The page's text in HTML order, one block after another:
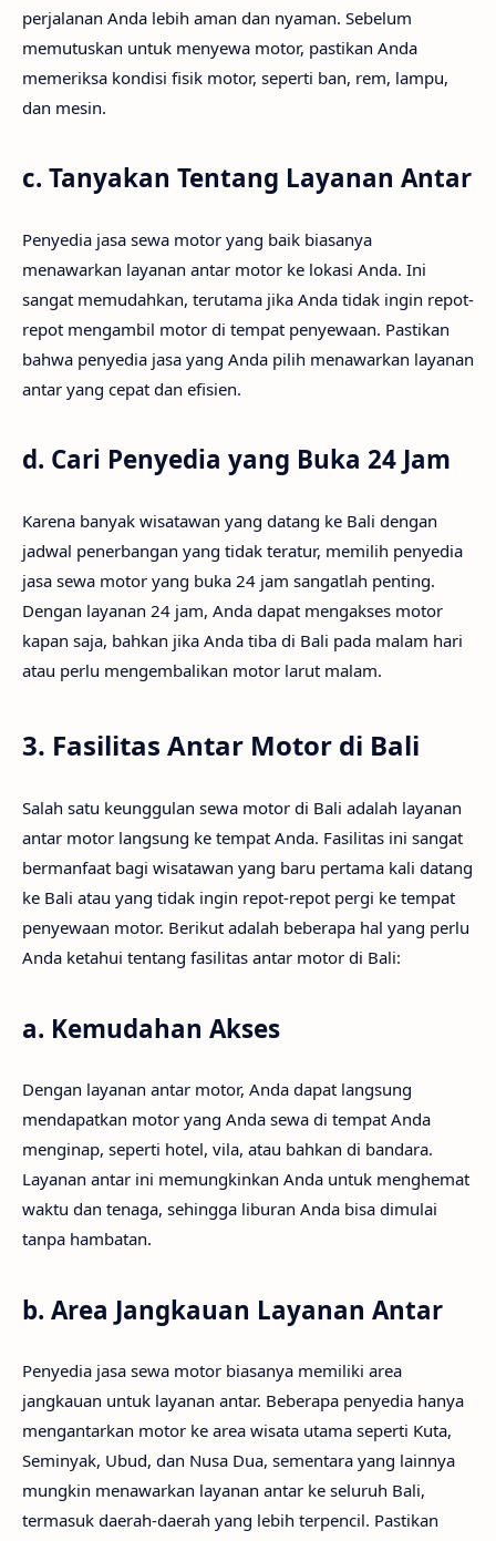
perjalanan Anda lebih aman dan nyaman. Sebelum
memutuskan untuk menyewa motor, pastikan Anda
memeriksa kondisi fisik motor, seperti ban, rem, lampu,
dan mesin.
c. Tanyakan Tentang Layanan Antar
Penyedia jasa sewa motor yang baik biasanya
menawarkan layanan antar motor ke lokasi Anda. Ini
sangat memudahkan, terutama jika Anda tidak ingin repot-
repot mengambil motor di tempat penyewaan. Pastikan
bahwa penyedia jasa yang Anda pilih menawarkan layanan
antar yang cepat dan efisien.
d. Cari Penyedia yang Buka 24 Jam
Karena banyak wisatawan yang datang ke Bali dengan
jadwal penerbangan yang tidak teratur, memilih penyedia
jasa sewa motor yang buka 24 jam sangatlah penting.
Dengan layanan 24 jam, Anda dapat mengakses motor
kapan saja, bahkan jika Anda tiba di Bali pada malam hari
atau perlu mengembalikan motor larut malam.
3. Fasilitas Antar Motor di Bali
Salah satu keunggulan sewa motor di Bali adalah layanan
antar motor langsung ke tempat Anda. Fasilitas ini sangat
bermanfaat bagi wisatawan yang baru pertama kali datang
ke Bali atau yang tidak ingin repot-repot pergi ke tempat
penyewaan motor. Berikut adalah beberapa hal yang perlu
Anda ketahui tentang fasilitas antar motor di Bali:
a. Kemudahan Akses
Dengan layanan antar motor, Anda dapat langsung
mendapatkan motor yang Anda sewa di tempat Anda
menginap, seperti hotel, vila, atau bahkan di bandara.
Layanan antar ini memungkinkan Anda untuk menghemat
waktu dan tenaga, sehingga liburan Anda bisa dimulai
tanpa hambatan.
b. Area Jangkauan Layanan Antar
Penyedia jasa sewa motor biasanya memiliki area
jangkauan untuk layanan antar. Beberapa penyedia hanya
mengantarkan motor ke area wisata utama seperti Kuta,
Seminyak, Ubud, dan Nusa Dua, sementara yang lainnya
mungkin menawarkan layanan antar ke seluruh Bali,
termasuk daerah-daerah yang lebih terpencil. Pastikan